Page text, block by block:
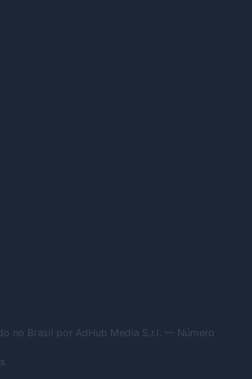
no Brasil por AdHub Media S.r.l. — Número